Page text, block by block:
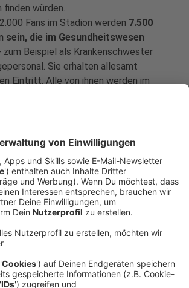
finden würden.
Fans im Stadion werden 7.500
sein, die im Gesundheitswesen
zum Beispiel als Krankenschwester
Sie erhalten allesamt
Eintritt. Alle von ihnen werden im
das Coronavirus Sars-Cov-2/Covid-
wo die Ersatzspieler, Coaches
Personal stehen, gilt in den meisten
sollen Masken tragen - ebenso wie
Jahren standTom Brady
Bowl. Allerdings für die New
Buccaneers wieder dabei und könnte
mit mehr als einem Team gewinnen.